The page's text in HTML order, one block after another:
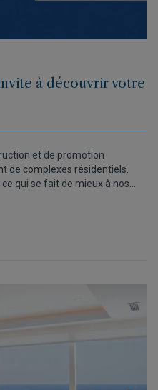
à découvrir votre
et de promotion
de complexes résidentiels.
qui se fait de mieux à nos